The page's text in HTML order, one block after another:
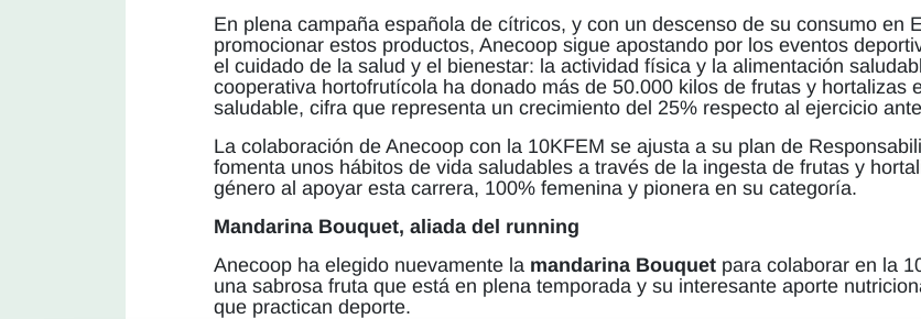
En plena campaña española de cítricos, y con un descenso de su consumo en
promocionar estos productos, Anecoop sigue apostando por los eventos
el cuidado de la salud y el bienestar: la actividad física y la alimentación
cooperativa hortofrutícola ha donado más de 50.000 kilos de frutas y hortalizas
saludable, cifra que representa un crecimiento del 25% respecto al ejercicio
La colaboración de Anecoop con la 10KFEM se ajusta a su plan de
fomenta unos hábitos de vida saludables a través de la ingesta de frutas y
género al apoyar esta carrera, 100% femenina y pionera en su categoría.
Mandarina Bouquet, aliada del running
Anecoop ha elegido nuevamente la mandarina Bouquet para colaborar en la
una sabrosa fruta que está en plena temporada y su interesante aporte
que practican deporte.